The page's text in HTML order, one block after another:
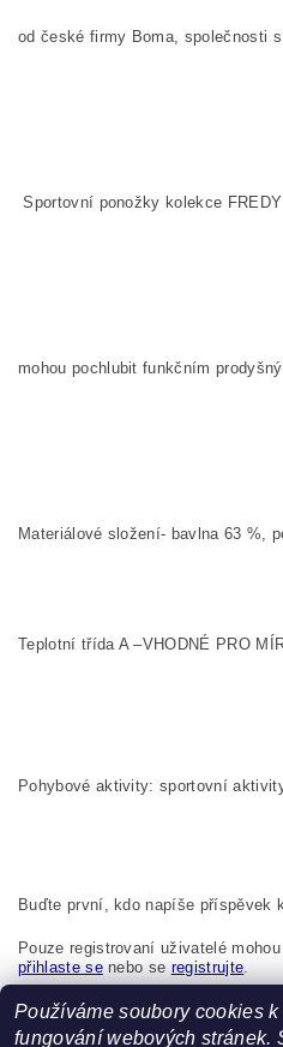
od české firmy Boma, společnosti
Sportovní ponožky kolekce FREDY
mohou pochlubit funkčním
Materiálové složení- bavlna 63 %,
Teplotní třída A –VHODNÉ PRO
Pohybové aktivity: sportovní
Buďte první, kdo napíše příspěvek
Pouze registrovaní uživatelé
přihlaste senebo se registrujte.
Boma s.r.o., K Bytovkám 222
info@boma.cz
Používáme soubory cookies
fungování webových stránek.